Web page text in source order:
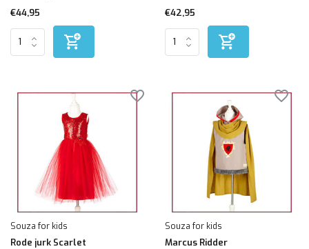
€44,95
€42,95
Souza for kids
Rode jurk Scarlet
Souza for kids
Marcus Ridder